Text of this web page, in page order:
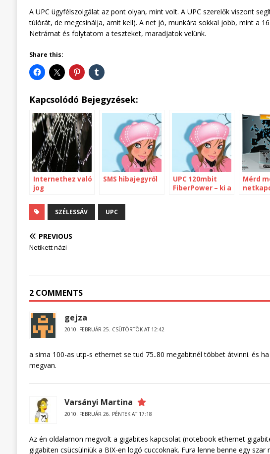
A UPC ügyfélszolgálat az pont olyan, mint volt. A UPC szerelők viszont
túlórát, de megcsinálja, amit kell). A net jó, munkára sokkal jobb, mint a
Netrámat és folytatom a teszteket, maradjatok velünk.
Share this:
Kapcsolódó Bejegyzések:
Internethez való
jog
SMS hibajegyről
UPC 120mbit
FiberPower – ki a
Mérd
SZÉLESSÁV UPC
PREVIOUS
Netikett názi
2 COMMENTS
gejza
2010. FEBRUÁR 25. CSÜTÖRTÖK AT 12:42
a sima 100-as utp-s ethernet se tud 75..80 megabitnél többet átvinni. és
megvan.
Varsányi Martina
2010. FEBRUÁR 26. PÉNTEK AT 17:18
Az én oldalamon megvolt a gigabites kapcsolat (notebook ethernet
gigabiten csücsülniük a BIX-en logó cuccoknak. Fura lenne benne egy